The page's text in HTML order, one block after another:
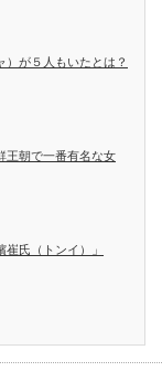
が５人もいたとは？
王朝で一番有名な女
氏（トンイ）」